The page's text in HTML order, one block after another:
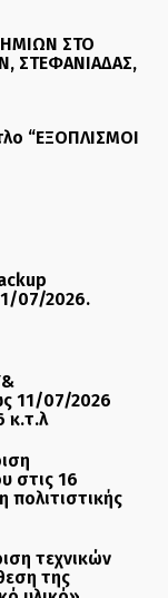
ΣΤΟ
ΣΤΕΦΑΝΙΑΔΑΣ,
“ΕΞΟΠΛΙΣΜΟΙ
07/2026.
11/07/2026
κ.τ.λ
στις 16
τεχνικών
της